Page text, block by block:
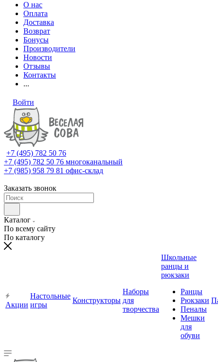
О нас
Оплата
Доставка
Возврат
Бонусы
Производители
Новости
Отзывы
Контакты
...
Войти
+7 (495) 782 50 76
+7 (495) 782 50 76 многоканальный
+7 (985) 958 79 81 офис-склад
Заказать звонок
Каталог
По всему сайту
По каталогу
Акции
Настольные
игры
Конструкторы
Наборы
для
творчества
Школьные
ранцы и
рюкзаки
Ранцы
Рюкзаки
Пеналы
Мешки
для
обуви